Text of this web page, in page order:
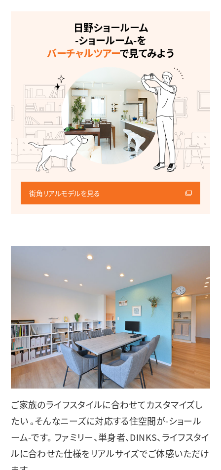
日野ショールーム
-ショールーム-を
バーチャルツアーで見てみよう
街角リアルモデルを見る
ご家族のライフスタイルに合わせてカスタマイズし
たい 。そんなニーズに対応する住空間が-ショール
ーム-です。 ファミリー、単身者、DINKS、ライフスタイ
ルに合わせた仕様をリアルサイズでご体感いただけ